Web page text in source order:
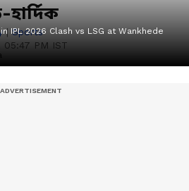
|Sports
PM IST
IPL 2026 Clash vs LSG at Wankhede